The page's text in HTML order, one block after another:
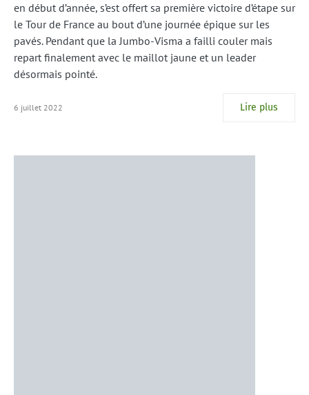
en début d’année, s’est offert sa première victoire d’étape sur
le Tour de France au bout d’une journée épique sur les
pavés. Pendant que la Jumbo-Visma a failli couler mais
repart finalement avec le maillot jaune et un leader
désormais pointé.
6 juillet 2022 Lire plus